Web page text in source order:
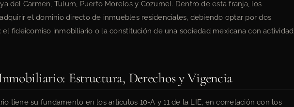
del Carmen, Tulum, Puerto Morelos y Cozumel. Dentro de esta franja, los
el dominio directo de inmuebles residenciales, debiendo optar por dos
el fideicomiso inmobiliario o la constitución de una sociedad mexicana con actividad
Estructura, Derechos y Vigencia
tiene su fundamento en los artículos 10-A y 11 de la LIE, en correlación con los